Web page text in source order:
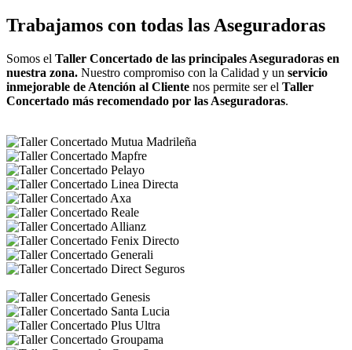
Trabajamos con todas las Aseguradoras
Somos el Taller Concertado de las principales Aseguradoras en
nuestra zona. Nuestro compromiso con la Calidad y un servicio
inmejorable de Atención al Cliente nos permite ser el Taller
Concertado más recomendado por las Aseguradoras.